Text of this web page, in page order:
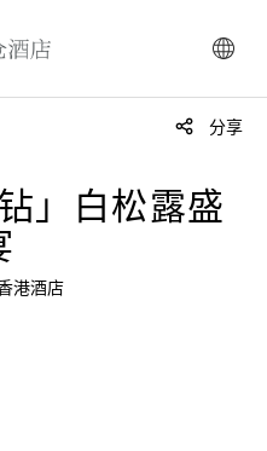
分享
」白松露盛
港酒店